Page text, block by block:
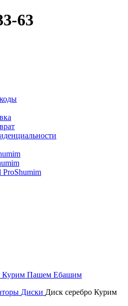
63
ProShumim
Диски Диск серебро Курим